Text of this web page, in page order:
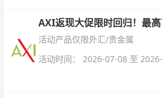
AXI返现大促限时回归！最
活动产品仅限外汇/贵金属
活动时间： 2026-07-08 至